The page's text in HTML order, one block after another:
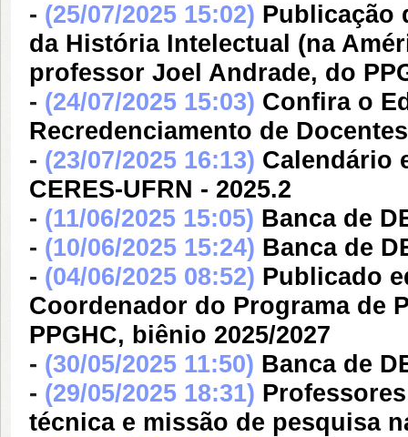
- (25/07/2025 15:02) Publicação
da História Intelectual (na
professor Joel Andrade, do
- (24/07/2025 15:03) Confira o
Recredenciamento de
- (23/07/2025 16:13) Calendário
CERES-UFRN - 2025.2
- (11/06/2025 15:05) Banca de
- (10/06/2025 15:24) Banca de
- (04/06/2025 08:52) Publicado
Coordenador do Programa de
PPGHC, biênio 2025/2027
- (30/05/2025 11:50) Banca de
- (29/05/2025 18:31)
técnica e missão de pesquisa